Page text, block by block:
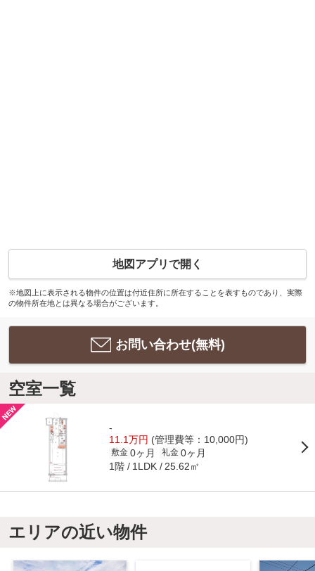
地図アプリで開く
※地図上に表示される物件の位置は付近住所に所在することを表すものであり、実際
の物件所在地とは異なる場合がございます。
お問い合わせ(無料)
空室一覧
-
11.1万円 (管理費等：10,000円)
敷金 0ヶ月 礼金 0ヶ月
1階 1LDK 25.62㎡
エリアの近い物件